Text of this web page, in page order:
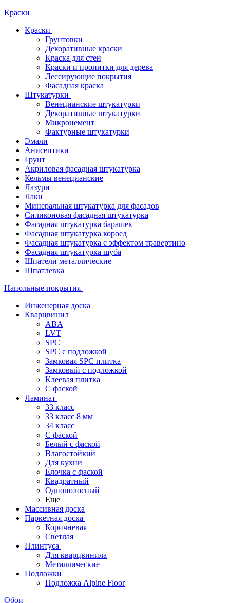
Краски
Краски
Грунтовки
Декоративные краски
Краска для стен
Краски и пропитки для дерева
Лессирующие покрытия
Фасадная краска
Штукатурки
Венецианские штукатурки
Декоративные штукатурки
Микроцемент
Фактурные штукатурки
Эмали
Анисептики
Грунт
Акриловая фасадная штукатурка
Кельмы венецианские
Лазури
Лаки
Минеральная штукатурка для фасадов
Силиконовая фасадная штукатурка
Фасадная штукатурка барашек
Фасадная штукатурка короед
Фасадная штукатурка с эффектом травертино
Фасадная штукатурка шуба
Шпатели металлические
Шпатлевка
Напольные покрытия
Инженерная доска
Кварцвинил
ABA
LVT
SPC
SPC с подложкой
Замковая SPC плитка
Замковый с подложкой
Клеевая плитка
С фаской
Ламинат
33 класс
33 класс 8 мм
34 класс
C фаской
Белый с фаской
Влагостойкий
Для кухни
Ёлочка с фаской
Квадратный
Однополосный
Еще
Массивная доска
Паркетная доска
Коричневая
Светлая
Плинтуса
Для кварцвинила
Металлические
Подложки
Подложка Alpine Floor
Обои